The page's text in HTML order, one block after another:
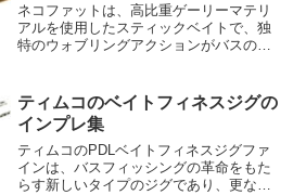
ネコファットは、高比重ゲーリーマテリ
アルを使用したスティックベイトで、独
特のウォブリングアクションがバスの注
ションし、フォールバイトを誘発する効
果があります。ネコリグに...
ティムコのベイトフィネスジグの
インプレ集
ティムコのPDLベイトフィネスジグファ
インは、バスフィッシングの革命をもた
らす新しいタイプのジグであり、更なる